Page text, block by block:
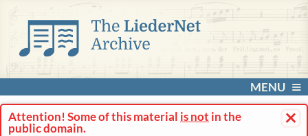
MENU
×
Attention! Some of this material is not in the
public domain.